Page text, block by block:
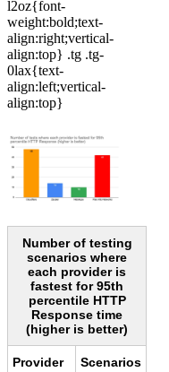
l2oz{font-
weight:bold;text-
align:right;vertical-
align:top} .tg .tg-
0lax{text-
align:left;vertical-
align:top}
Number of testing
scenarios where
each provider is
fastest for 95th
percentile HTTP
Response time
(higher is better)
Provider
Scenarios